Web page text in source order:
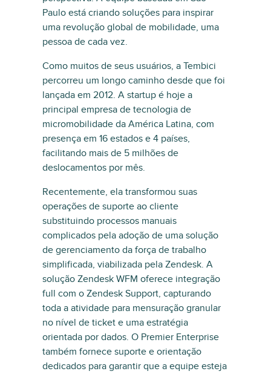
Paulo está criando soluções para inspirar
uma revolução global de mobilidade, uma
pessoa de cada vez.
Como muitos de seus usuários, a Tembici
percorreu um longo caminho desde que foi
lançada em 2012. A startup é hoje a
principal empresa de tecnologia de
micromobilidade da América Latina, com
presença em 16 estados e 4 países,
facilitando mais de 5 milhões de
deslocamentos por mês.
Recentemente, ela transformou suas
operações de suporte ao cliente
substituindo processos manuais
complicados pela adoção de uma solução
de gerenciamento da força de trabalho
simplificada, viabilizada pela Zendesk. A
solução Zendesk WFM oferece integração
full com o Zendesk Support, capturando
toda a atividade para mensuração granular
no nível de ticket e uma estratégia
orientada por dados. O Premier Enterprise
também fornece suporte e orientação
dedicados para garantir que a equipe esteja